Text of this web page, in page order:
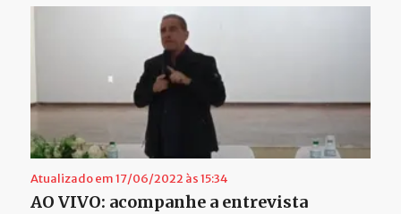
Atualizado em 17/06/2022 às 15:34
AO VIVO: acompanhe a entrevista